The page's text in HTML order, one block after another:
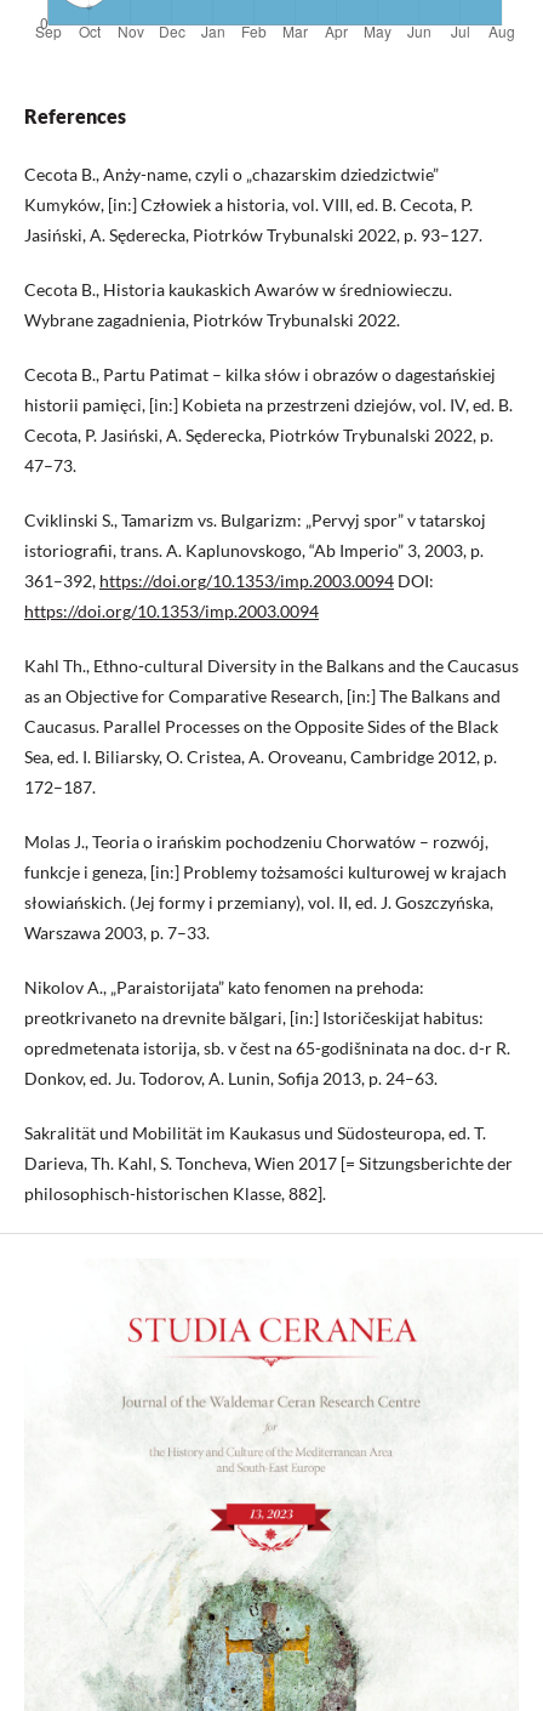
References
Cecota B., Anży-name, czyli o „chazarskim dziedzictwie”
Kumyków, [in:] Człowiek a historia, vol. VIII, ed. B. Cecota, P.
Jasiński, A. Sęderecka, Piotrków Trybunalski 2022, p. 93–127.
Cecota B., Historia kaukaskich Awarów w średniowieczu.
Wybrane zagadnienia, Piotrków Trybunalski 2022.
Cecota B., Partu Patimat – kilka słów i obrazów o dagestańskiej
historii pamięci, [in:] Kobieta na przestrzeni dziejów, vol. IV, ed. B.
Cecota, P. Jasiński, A. Sęderecka, Piotrków Trybunalski 2022, p.
47–73.
Cviklinski S., Tamarizm vs. Bulgarizm: „Pervyj spor” v tatarskoj
istoriografii, trans. A. Kaplunovskogo, “Ab Imperio” 3, 2003, p.
361–392, https://doi.org/10.1353/imp.2003.0094 DOI:
https://doi.org/10.1353/imp.2003.0094
Kahl Th., Ethno-cultural Diversity in the Balkans and the Caucasus
as an Objective for Comparative Research, [in:] The Balkans and
Caucasus. Parallel Processes on the Opposite Sides of the Black
Sea, ed. I. Biliarsky, O. Cristea, A. Oroveanu, Cambridge 2012, p.
172–187.
Molas J., Teoria o irańskim pochodzeniu Chorwatów – rozwój,
funkcje i geneza, [in:] Problemy tożsamości kulturowej w krajach
słowiańskich. (Jej formy i przemiany), vol. II, ed. J. Goszczyńska,
Warszawa 2003, p. 7–33.
Nikolov A., „Paraistorijata” kato fenomen na prehoda:
preotkrivaneto na drevnite bălgari, [in:] Istoričeskijat habitus:
opredmetenata istorija, sb. v čest na 65-godišninata na doc. d-r R.
Donkov, ed. Ju. Todorov, A. Lunin, Sofija 2013, p. 24–63.
Sakralität und Mobilität im Kaukasus und Südosteuropa, ed. T.
Darieva, Th. Kahl, S. Toncheva, Wien 2017 [= Sitzungsberichte der
philosophisch-historischen Klasse, 882].